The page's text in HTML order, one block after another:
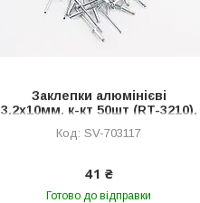
Заклепки алюмінієві
3,2х10мм, к-кт 50шт (RT-3210),
703117
SV-703117
41 ₴
Готово до відправки